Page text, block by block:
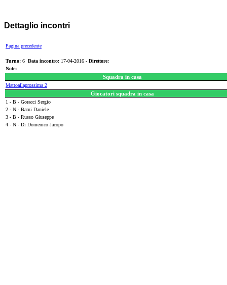
Dettaglio incontri
Pagina precedente
Turno: 6 Data incontro: 17-04-2016 - Direttore:
Note:
Squadra in casa
Mattoallaprossima 2
Giocatori squadra in casa
1 - B - Goracci Sergio
2 - N - Barni Daniele
3 - B - Russo Giuseppe
4 - N - Di Domenico Jacopo